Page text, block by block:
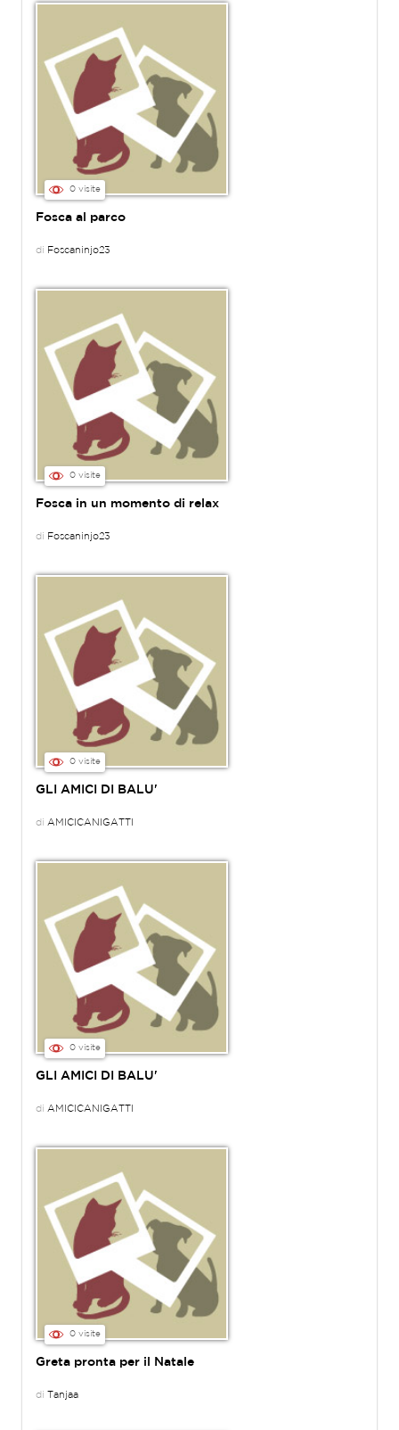
0 visite
Fosca al parco
di Foscaninjo23
0 visite
Fosca in un momento di relax
di Foscaninjo23
0 visite
GLI AMICI DI BALU'
di AMICICANIGATTI
0 visite
GLI AMICI DI BALU'
di AMICICANIGATTI
0 visite
Greta pronta per il Natale
di Tanjaa